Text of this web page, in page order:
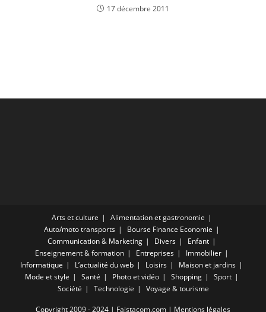
17 décembre 2011
Arts et culture
Alimentation et gastronomie
Auto/moto transports
Bourse Finance Economie
Communication & Marketing
Divers
Enfant
Enseignement & formation
Entreprises
Immobilier
Informatique
L’actualité du web Loisirs
Maison et jardins
Mode et style
Santé Photo et vidéo Shopping
Sport
Société
Technologie Voyage & tourisme
Copyright 2009 - 2024 | Faistacom.com | Mentions légales